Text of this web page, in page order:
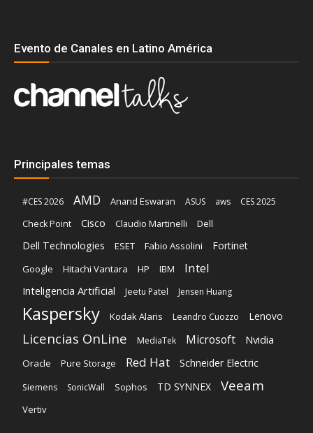
Evento de Canales en Latino América
Principales temas
#CES 2026 AMD Anand Eswaran ASUS aws
CES 2025
Check Point
Cisco Claudio Martinelli Dell
Dell Technologies ESET Fabio Assolini Fortinet
Google Hitachi Vantara HP IBM Intel
Inteligencia Artificial Jeetu Patel Jensen Huang
Kaspersky Kodak Alaris Leandro Cuozzo Lenovo
Licencias OnLine MediaTek Microsoft Nvidia
Oracle Pure Storage Red Hat Schneider Electric
Siemens SonicWall Sophos TD SYNNEX Veeam
Vertiv